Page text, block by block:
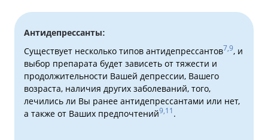
Антидепрессанты:
Существует несколько типов антидепрессантов7,9, и
выбор препарата будет зависеть от тяжести и
продолжительности Вашей депрессии, Вашего
возраста, наличия других заболеваний, того,
лечились ли Вы ранее антидепрессантами или нет,
а также от Ваших предпочтений9,11.